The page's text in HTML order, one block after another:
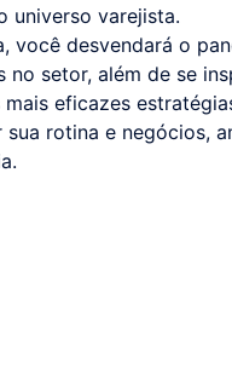
universo varejista.
você desvendará o
no setor, além de se
mais eficazes
sua rotina e negócios,